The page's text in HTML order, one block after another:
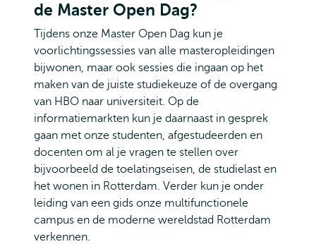
de Master Open Dag?
Tijdens onze Master Open Dag kun je
voorlichtingssessies van alle masteropleidingen
bijwonen, maar ook sessies die ingaan op het
maken van de juiste studiekeuze of de overgang
van HBO naar universiteit. Op de
informatiemarkten kun je daarnaast in gesprek
gaan met onze studenten, afgestudeerden en
docenten om al je vragen te stellen over
bijvoorbeeld de toelatingseisen, de studielast en
het wonen in Rotterdam. Verder kun je onder
leiding van een gids onze multifunctionele
campus en de moderne wereldstad Rotterdam
verkennen.